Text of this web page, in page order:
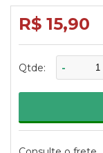
preservando o
Medidas
- Altura: 9,5cm
- Largura: 10,5cm
- Comprimento:
- Peso: 150g
- Capacidade:
- Material: Plástico
R$ 15,90
Qtde: -